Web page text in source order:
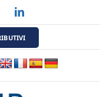
LinkedIn